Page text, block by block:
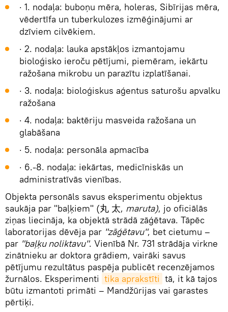
· 1. nodaļa: buboņu mēra, holeras, Sibīrijas mēra,
vēdertīfa un tuberkulozes izmēģinājumi ar
dzīviem cilvēkiem.
· 2. nodaļa: lauka apstākļos izmantojamu
bioloģisko ieroču pētījumi, piemēram, iekārtu
ražošana mikrobu un parazītu izplatīšanai.
· 3. nodaļa: bioloģiskus aģentus saturošu apvalku
ražošana
· 4. nodaļa: baktēriju masveida ražošana un
glabāšana
· 5. nodaļa: personāla apmacība
· 6.-8. nodaļa: iekārtas, medicīniskās un
administratīvās vienības.
Objekta personāls savus eksperimentu objektus
saukāja par "baļķiem" (丸 太, maruta), jo oficiālās
ziņas liecināja, ka objektā strādā zāģētava. Tāpēc
laboratorijas dēvēja par "zāģētavu", bet cietumu –
par "baļķu noliktavu". Vienībā Nr. 731 strādāja virkne
zinātnieku ar doktora grādiem, vairāki savus
pētījumu rezultātus paspēja publicēt recenzējamos
žurnālos. Eksperimenti tika aprakstīti tā, it kā tajos
būtu izmantoti primāti – Mandžūrijas vai garastes
pērtiķi.